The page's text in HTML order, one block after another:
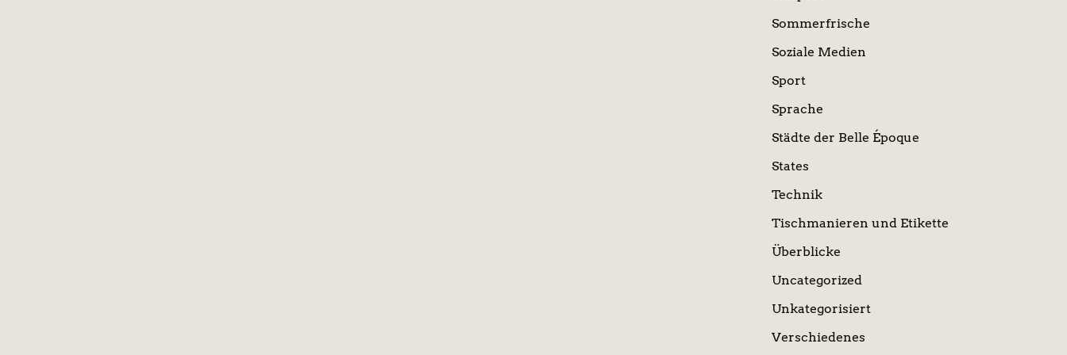
Sommerfrische
Soziale Medien
Sport
Sprache
Städte der Belle Époque
States
Technik
Tischmanieren und Etikette
Überblicke
Uncategorized
Unkategorisiert
Verschiedenes